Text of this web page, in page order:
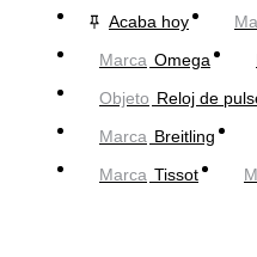
Acaba hoy
Marca Omega
Objeto Reloj de
Marca Breitling
Marca Tissot